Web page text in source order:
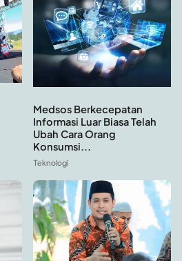
Medsos Berkecepatan
Informasi Luar Biasa Telah
Ubah Cara Orang
Konsumsi...
Teknologi